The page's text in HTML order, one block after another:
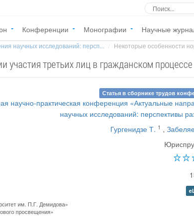
Конференции Монографии Научные
научных исследований: персп... Некоторые особенности
участия третьих лиц в гражданском процессе
Статья в сборнике трудов
научно-практическая конференция «Актуальные
научных исследований: перспективы
Гургенидзе Т. 1 ,
им. П.Г. Демидова»
просвещения»